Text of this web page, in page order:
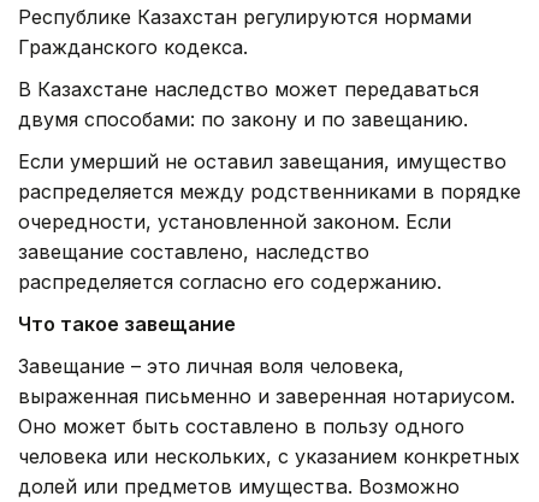
Республике Казахстан регулируются нормами
Гражданского кодекса.
В Казахстане наследство может передаваться
двумя способами: по закону и по завещанию.
Если умерший не оставил завещания, имущество
распределяется между родственниками в порядке
очередности, установленной законом. Если
завещание составлено, наследство
распределяется согласно его содержанию.
Что такое завещание
Завещание – это личная воля человека,
выраженная письменно и заверенная нотариусом.
Оно может быть составлено в пользу одного
человека или нескольких, с указанием конкретных
долей или предметов имущества. Возможно